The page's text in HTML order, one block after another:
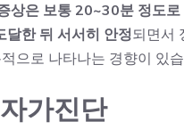
상은 보통 20~30분 정도
달한 뒤 서서히 안정되면서
으로 나타나는 경향이 있
가진단